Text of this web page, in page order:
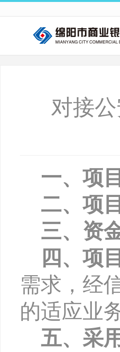
对接
一、项
二、项
三、资
四、项
需求，经
的适应业
五、采